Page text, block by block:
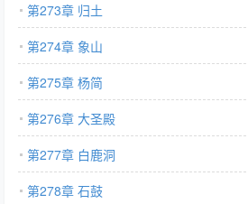
第273章 归土
第274章 象山
第275章 杨简
第276章 大圣殿
第277章 白鹿洞
第278章 石鼓